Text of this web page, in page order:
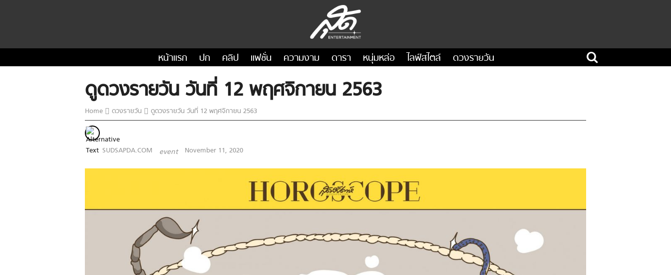
หน้าแรก ปก คลิป แฟชั่น ความงาม ดารา หนุ่มหล่อ ไลฟ์สไตล์ ดวงรายวัน
ดูดวงรายวัน วันที่ 12 พฤศจิกายน 2563
Home ดวงรายวัน ดูดวงรายวัน วันที่ 12 พฤศจิกายน 2563
SUDSAPDA.COM event November 11, 2020